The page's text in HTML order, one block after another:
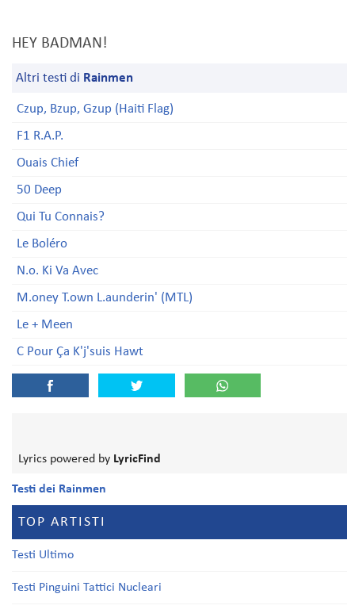
HEY BADMAN!
Altri testi di Rainmen
Czup, Bzup, Gzup (Haiti Flag)
F1 R.A.P.
Ouais Chief
50 Deep
Qui Tu Connais?
Le Boléro
N.o. Ki Va Avec
M.oney T.own L.aunderin' (MTL)
Le + Meen
C Pour Ça K'j'suis Hawt
Lyrics powered by LyricFind
Testi dei Rainmen
TOP ARTISTI
Testi Ultimo
Testi Pinguini Tattici Nucleari